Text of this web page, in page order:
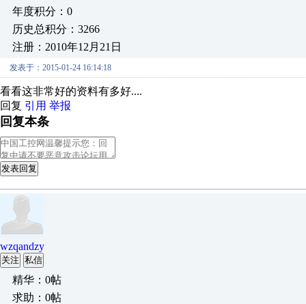
年度积分：0
历史总积分：3266
注册：2010年12月21日
发表于：2015-01-24 16:14:18
看看这非常好的资料有多好....
回复 引用 举报
回复本条
发表回复
wzqandzy
关注 私信
精华：0帖
求助：0帖